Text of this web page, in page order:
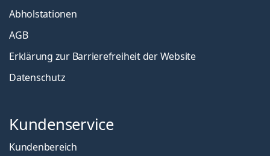
Abholstationen
AGB
Erklärung zur Barrierefreiheit der Website
Datenschutz
Kundenservice
Kundenbereich